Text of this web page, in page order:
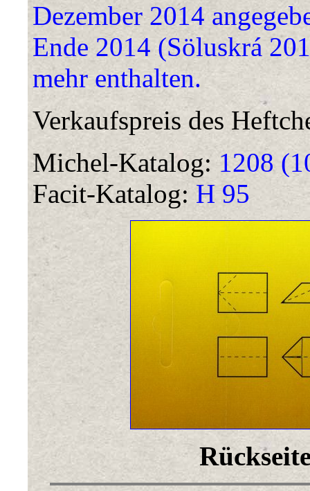
Dezember 2014
Ende 2014 (Söluskrá
mehr enthalten.
Verkaufspreis des
Michel-Katalog:1208
Facit-Katalog: H 95